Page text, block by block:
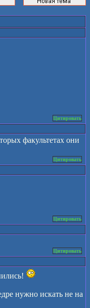
Цитировать
факультетах они
Цитировать
Цитировать
Цитировать
нужно искать не на